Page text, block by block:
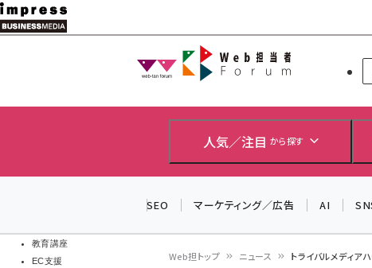
メ
イ
教育講座
EC支援
Web担当者
人気／注目 から探す
SEO マーケティング／広告 AI
Web担トップ ニュース トライバルメディア